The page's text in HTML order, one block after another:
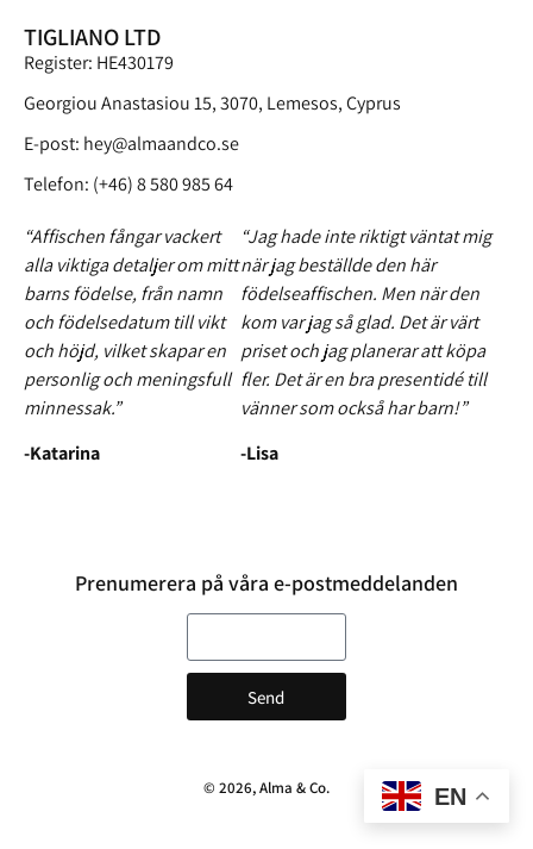
TIGLIANO LTD
Register: HE430179
Georgiou Anastasiou 15, 3070, Lemesos, Cyprus
E-post: hey@almaandco.se
Telefon: (+46) 8 580 985 64
“Affischen fångar vackert
alla viktiga detaljer om mitt
barns födelse, från namn
och födelsedatum till vikt
och höjd, vilket skapar en
personlig och meningsfull
minnessak.”
-Katarina
“Jag hade inte riktigt väntat mig
när jag beställde den här
födelseaffischen. Men när den
kom var jag så glad. Det är värt
priset och jag planerar att köpa
fler. Det är en bra presentidé till
vänner som också har barn!”
-Lisa
Prenumerera på våra e-postmeddelanden
E-post
Send
© 2026, Alma & Co. EN